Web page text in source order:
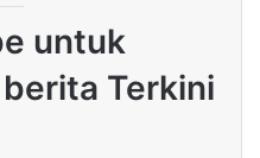
untuk
Terkini